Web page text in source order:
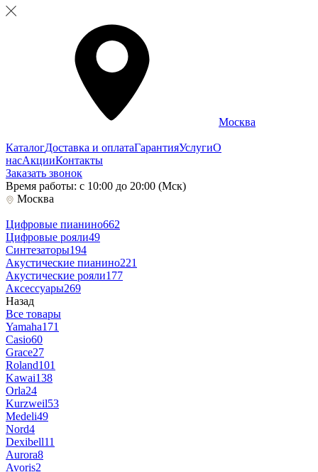
Москва
КаталогДоставка и оплатаГарантияУслугиО
насАкцииКонтакты
Заказать звонок
Время работы: с 10:00 до 20:00 (Мск)
Москва
Цифровые пианино662
Цифровые рояли49
Синтезаторы194
Акустические пианино221
Акустические рояли177
Аксессуары269
Назад
Все товары
Yamaha171
Casio60
Grace27
Roland101
Kawai138
Orla24
Kurzweil53
Medeli49
Nord4
Dexibell11
Aurora8
Avoris2